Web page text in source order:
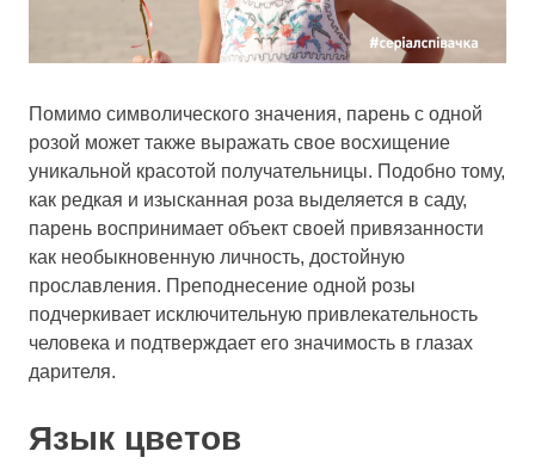
Помимо символического значения, парень с одной
розой может также выражать свое восхищение
уникальной красотой получательницы. Подобно тому,
как редкая и изысканная роза выделяется в саду,
парень воспринимает объект своей привязанности
как необыкновенную личность, достойную
прославления. Преподнесение одной розы
подчеркивает исключительную привлекательность
человека и подтверждает его значимость в глазах
дарителя.
Язык цветов